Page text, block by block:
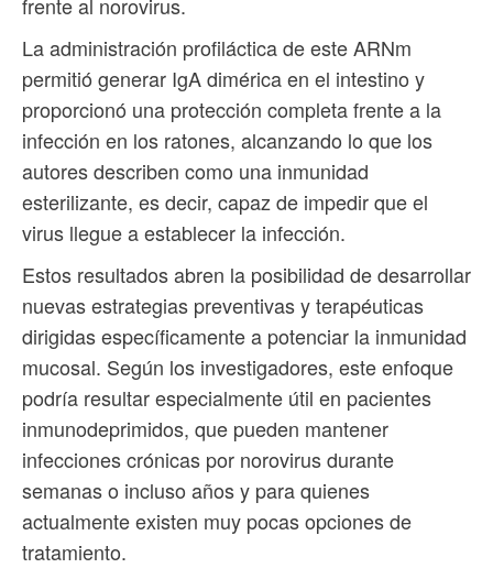
frente al norovirus.
La administración profiláctica de este ARNm
permitió generar IgA dimérica en el intestino y
proporcionó una protección completa frente a la
infección en los ratones, alcanzando lo que los
autores describen como una inmunidad
esterilizante, es decir, capaz de impedir que el
virus llegue a establecer la infección.
Estos resultados abren la posibilidad de desarrollar
nuevas estrategias preventivas y terapéuticas
dirigidas específicamente a potenciar la inmunidad
mucosal. Según los investigadores, este enfoque
podría resultar especialmente útil en pacientes
inmunodeprimidos, que pueden mantener
infecciones crónicas por norovirus durante
semanas o incluso años y para quienes
actualmente existen muy pocas opciones de
tratamiento.